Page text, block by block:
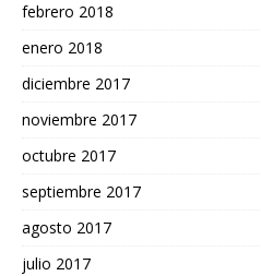
febrero 2018
enero 2018
diciembre 2017
noviembre 2017
octubre 2017
septiembre 2017
agosto 2017
julio 2017